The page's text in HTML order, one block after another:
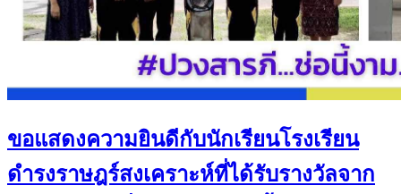
ขอแสดงความยินดีกับนักเรียนโรงเรียน
ดำรงราษฎร์สงเคราะห์ที่ได้รับรางวัลจาก